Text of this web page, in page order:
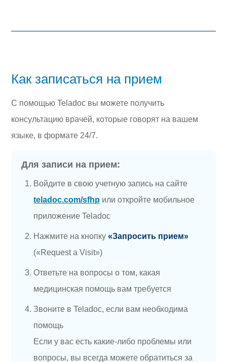
Как записаться на прием
С помощью Teladoc вы можете получить
консультацию врачей, которые говорят на вашем
языке, в формате 24/7.
Для записи на прием:
Войдите в свою учетную запись на сайте
teladoc.com/sfhp или откройте мобильное
приложение Teladoc
Нажмите на кнопку«Запросить прием»
(«Request a Visit»)
Ответьте на вопросы о том, какая
медицинская помощь вам требуется
Звоните в Teladoc, если вам необходима
помощь
Если у вас есть какие-либо проблемы или
вопросы, вы всегда можете обратиться за